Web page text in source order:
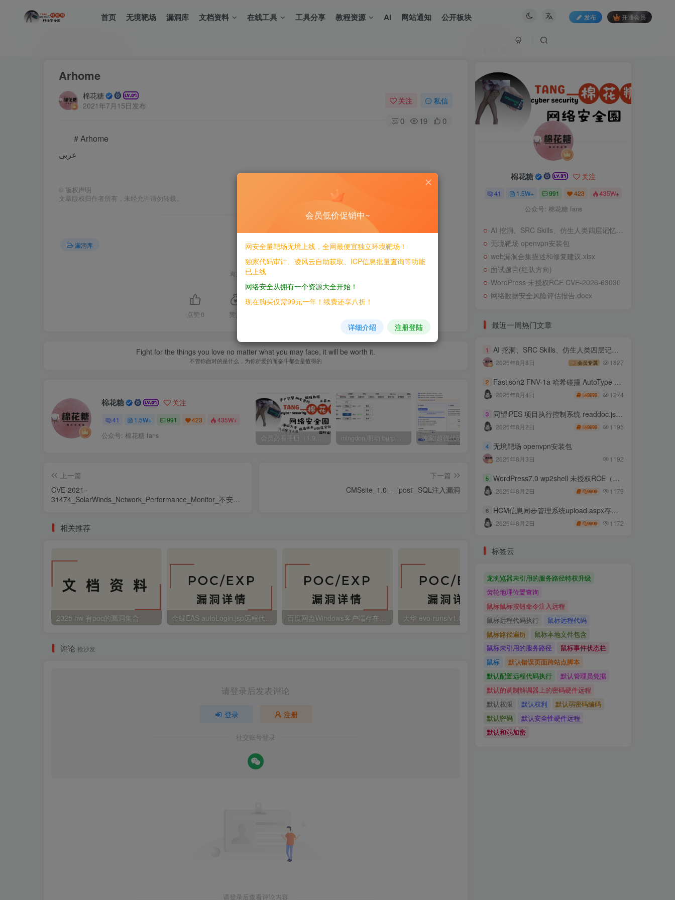
首页 无境靶场 漏洞库 文档资料 在线工具 工具分享 教程资源 AI 网站通知 公开板块 发布 开通会员
Arhome
棉花糖
2021年7月15日发布
关注 私信
0 19 0
# Arhome
عربى
© 版权声明
文章版权归作者所有，未经允许请勿转载。
漏洞库
喜欢就支持一下吧
点赞 0 赞赏
Fight for the things you love no matter what you may face, it will be worth it.
不管你面对的是什么，为你所爱的而奋斗都会是值得的
棉花糖 关注
41 1.5W+ 991 423 435W+
公众号: 棉花糖 fans
上一篇
CVE-2021–
31474_SolarWinds_Network_Performance_Monitor_不安全
下一篇
CMSsite_1.0_-_'post'_SQL注入漏洞
相关推荐
2025 hw 有poc的漏洞集合 大华 evo-runs/v1.0/receive RCE
评论 抢沙发
请登录后发表评论
登录 注册
社交账号登录
请登录后查看评论内容
棉花糖 关注
41 1.5W+ 991 423 435W+
公众号: 棉花糖 fans
AI 挖洞、SRC Skills、仿生人类四层记忆系统
无境靶场 openvpn安装包
web漏洞合集描述和修复建议.xlsx
面试题目(红队方向)
WordPress 未授权RCE CVE-2026-63030
网络数据安全风险评估报告.docx
最近一周热门文章
1 AI 挖洞、SRC Skills、仿生人类四层记忆系统
2026年8月8日 会员专属 1827
2 Fastjson2 FNV-1a 哈希碰撞 AutoType 绕过远程代码执行
2026年8月4日 9999 1274
3 同望iPES 项目执行控制系统 readdoc.jsp存在任意文件读取
2026年8月2日 9999 1195
4 无境靶场 openvpn安装包
2026年8月3日 1192
5 WordPress7.0 wp2shell 未授权RCE（CVE-2026-63030 CVE-2026-60137）
2026年8月2日 9999 1179
6 HCM信息同步管理系统upload.aspx存在任意文件上传
2026年8月2日 9999 1172
标签云
龙浏览器未引用的服务路径特权升级
齿轮地理位置查询
鼠标鼠标按钮命令注入远程
鼠标远程代码执行
鼠标远程代码
鼠标路径遍历
鼠标本地文件包含
鼠标未引用的服务路径
鼠标事件状态栏
鼠标
默认错误页面跨站点脚本
默认配置远程代码执行
默认管理员凭据
默认的调制解调器上的密码硬件远程
默认权限
默认权利
默认弱密码编码
默认密码
默认安全性硬件远程
默认和弱加密
会员低价促销中~
网安全量靶场无境上线，全网最便宜独立环境靶场！
独家代码审计、凌风云自助获取、ICP信息批量查询等功能
已上线
网络安全从拥有一个资源大全开始！
现在购买仅需99元一年！续费还享八折！
详细介绍 注册登陆